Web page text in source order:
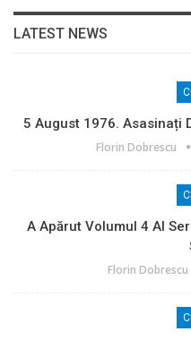
LATEST NEWS
5 August 1976. Asasinați
Florin Dobrescu
A Apărut Volumul 4 Al
Florin Dobrescu